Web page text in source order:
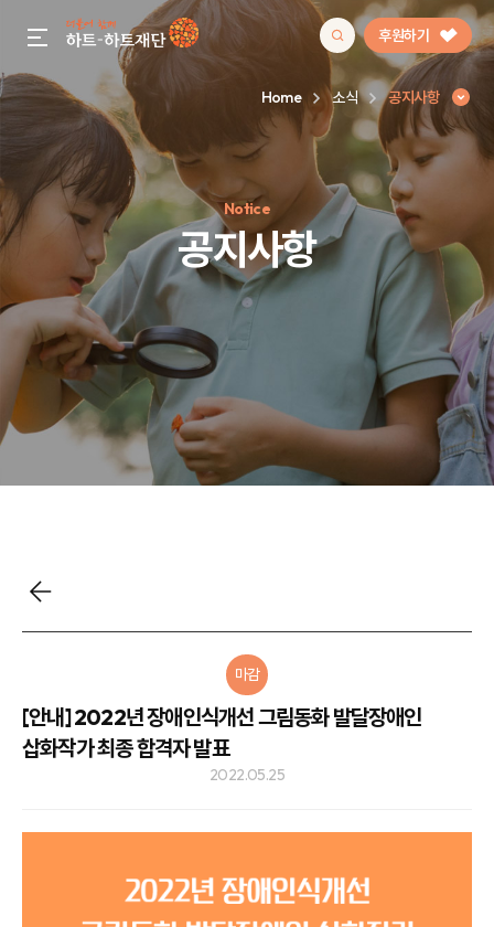
gnb menu open 후원하기
인기 키워드
#정기후원#하트플레이스#캠페인#팬덤후원
Home 소식 공지사항
Notice
공지사항
마감
[안내] 2022년 장애인식개선 그림동화 발달장애인
삽화작가 최종 합격자 발표
2022.05.25